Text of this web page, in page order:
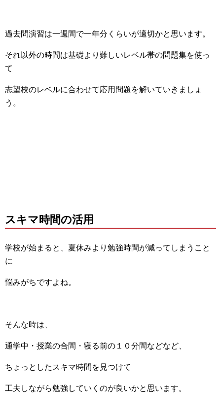
過去問演習は一週間で一年分くらいが適切かと思います。
それ以外の時間は基礎より難しいレベル帯の問題集を使っ
て
志望校のレベルに合わせて応用問題を解いていきましょ
う。
スキマ時間の活用
学校が始まると、夏休みより勉強時間が減ってしまうこと
に
悩みがちですよね。
そんな時は、
通学中・授業の合間・寝る前の１０分間などなど、
ちょっとしたスキマ時間を見つけて
工夫しながら勉強していくのが良いかと思います。